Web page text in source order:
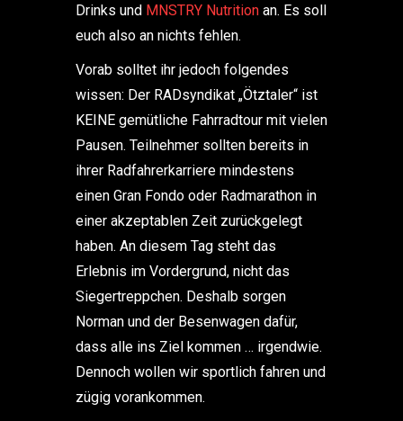
Drinks und MNSTRY Nutrition an. Es soll
euch also an nichts fehlen.
Vorab solltet ihr jedoch folgendes
wissen: Der RADsyndikat „Ötztaler“ ist
KEINE gemütliche Fahrradtour mit vielen
Pausen. Teilnehmer sollten bereits in
ihrer Radfahrerkarriere mindestens
einen Gran Fondo oder Radmarathon in
einer akzeptablen Zeit zurückgelegt
haben. An diesem Tag steht das
Erlebnis im Vordergrund, nicht das
Siegertreppchen. Deshalb sorgen
Norman und der Besenwagen dafür,
dass alle ins Ziel kommen … irgendwie.
Dennoch wollen wir sportlich fahren und
zügig vorankommen.